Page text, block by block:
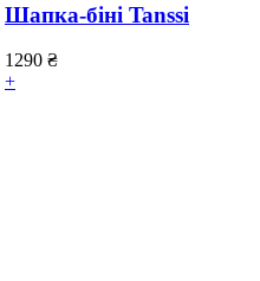
Шапка-біні Tanssi
1290 ₴
+